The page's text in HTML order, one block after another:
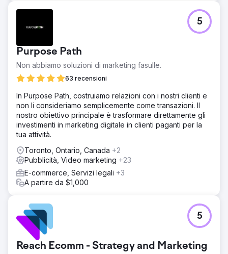
Purpose Path
Non abbiamo soluzioni di marketing fasulle.
63 recensioni
5
In Purpose Path, costruiamo relazioni con i nostri clienti e
non li consideriamo semplicemente come transazioni. Il
nostro obiettivo principale è trasformare direttamente gli
investimenti in marketing digitale in clienti paganti per la
tua attività.
Toronto, Ontario, Canada +2
Pubblicità, Video marketing +23
E-commerce, Servizi legali +3
A partire da $1,000
Reach Ecomm - Strategy and Marketing
5